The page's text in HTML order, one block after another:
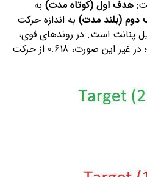
هدف اول (کوتاه‌ مدت) به
(بلند مدت) به اندازه حرکت
پنانت است. در روندهای قوی،
هدف دوم را 1:1 در نظر بگیرید؛ در غیر این صورت، 0.618 از حرکت